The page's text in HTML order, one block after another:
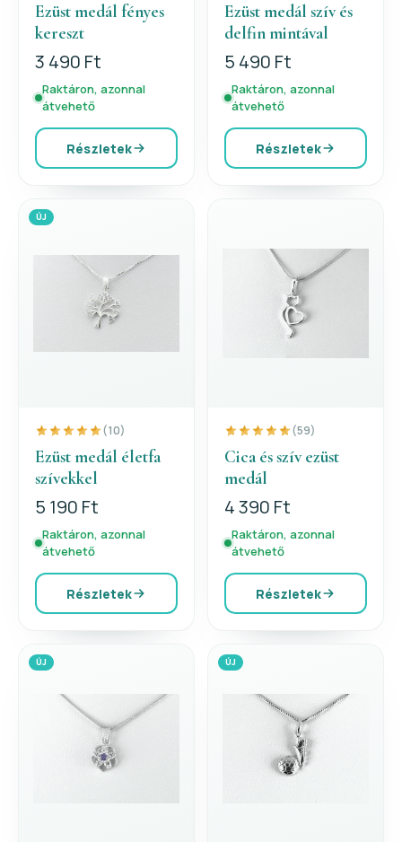
Ezüst medál fényes
kereszt
3 490 Ft
Raktáron, azonnal
átvehető
Részletek
Ezüst medál szív és
delfin mintával
5 490 Ft
Raktáron, azonnal
átvehető
Részletek
ÚJ
(10)
Ezüst medál életfa
szívekkel
5 190 Ft
Raktáron, azonnal
átvehető
Részletek
(59)
Cica és szív ezüst
medál
4 390 Ft
Raktáron, azonnal
átvehető
Részletek
ÚJ ÚJ